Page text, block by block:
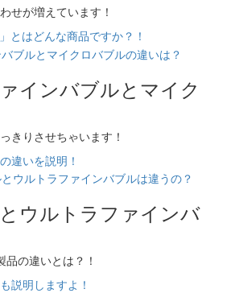
せが増えています！
とはどんな商品ですか？！
インバブルとマイク
きりさせちゃいます！
違いを説明！
ウルトラファインバ
の違いとは？！
説明しますよ！